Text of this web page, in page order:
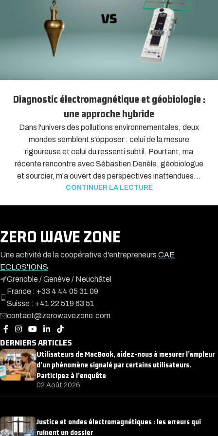
Diagnostic électromagnétique et géobiologie :
une approche hybride
Dans l'univers des pollutions environnementales, deux
mondes semblent s'opposer : celui de la mesure
rigoureuse et celui du ressenti subtil. Pourtant, ma
récente rencontre avec Sébastien Denèle, géobiologue
et sourcier, m'a ouvert des perspectives inattendues...
CONTINUER LA LECTURE
ZERO WAVE ZONE
Une activité de la coopérative d'entrepreneurs CAE
ECLOS'IONS
Grenoble / Genève / Neuchâtel
France : +33 4 44 05 31 09
Suisse : +41 22 519 63 51
contact@zerowavezone.com
DERNIERS ARTICLES
Utilisateurs de MacBook, aidez-nous à mesurer l’ampleur
d’un phénomène signalé par certains utilisateurs.
Participez à l’enquête
02 Août 2026
Justice et ondes électromagnétiques : les erreurs qui
ruinent un dossier